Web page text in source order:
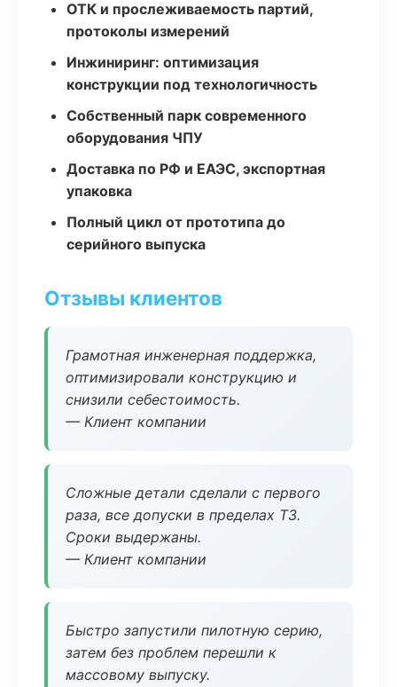
ОТК и прослеживаемость партий,
протоколы измерений
Инжиниринг: оптимизация
конструкции под технологичность
Собственный парк современного
оборудования ЧПУ
Доставка по РФ и ЕАЭС, экспортная
упаковка
Полный цикл от прототипа до
серийного выпуска
Отзывы клиентов
Грамотная инженерная поддержка,
оптимизировали конструкцию и
снизили себестоимость.
— Клиент компании
Сложные детали сделали с первого
раза, все допуски в пределах ТЗ.
Сроки выдержаны.
— Клиент компании
Быстро запустили пилотную серию,
затем без проблем перешли к
массовому выпуску.